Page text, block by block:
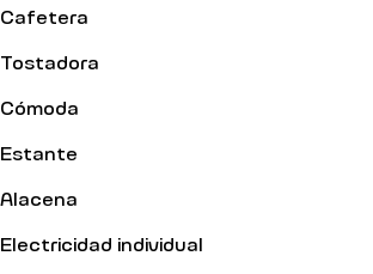
Cafetera
Tostadora
Cómoda
Estante
Alacena
Electricidad individual